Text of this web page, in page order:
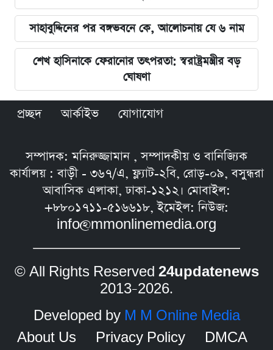
সাহাবুদ্দিনের পর বঙ্গভবনে কে, আলোচনায় যে ৬ নাম
শেখ হাসিনাকে ফেরানোর তৎপরতা: স্বরাষ্ট্রমন্ত্রীর বড়
ঘোষণা
প্রচ্ছদ আর্কাইভ যোগাযোগ
সম্পাদক: মনিরুজ্জামান , সম্পাদকীয় ও বানিজ্যিক
কার্যালয় : বাড়ী - ৩৬৭/এ, ফ্ল্যাট-২বি, রোড়-০৯, বসুন্ধরা
আবাসিক এলাকা, ঢাকা-১২১২। মোবাইল:
+৮৮০১৭১১-৫১৬৬১৮, ইমেইল: নিউজ:
info@mmonlinemedia.org
© All Rights Reserved 24updatenews
2013–2026.
Developed by M M Online Media
About Us
Privacy Policy DMCA